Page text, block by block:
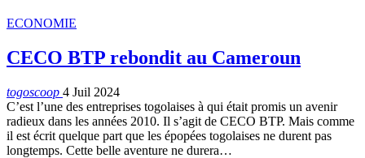
ECONOMIE
CECO BTP rebondit au Cameroun
togoscoop 4 Juil 2024
C’est l’une des entreprises togolaises à qui était promis un avenir
radieux dans les années 2010. Il s’agit de CECO BTP. Mais comme
il est écrit quelque part que les épopées togolaises ne durent pas
longtemps. Cette belle aventure ne durera…